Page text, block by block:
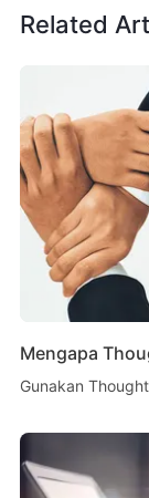
Related
Mengapa
Gunakan